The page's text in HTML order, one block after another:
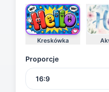
Kreskówka
Proporcje